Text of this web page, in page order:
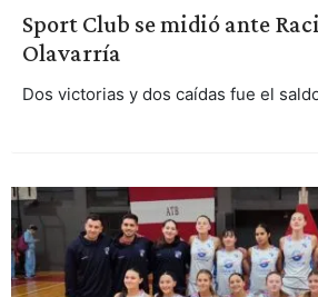
Sport Club se midió ante
Olavarría
Dos victorias y dos caídas fue el